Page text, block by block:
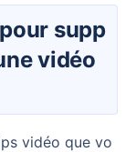
vidéo